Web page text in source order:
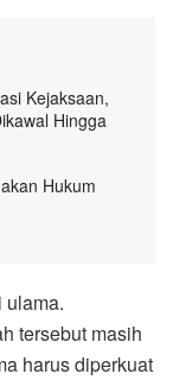
Kejaksaan,
Hingga
Hukum
ulama.
tersebut masih
harus diperkuat